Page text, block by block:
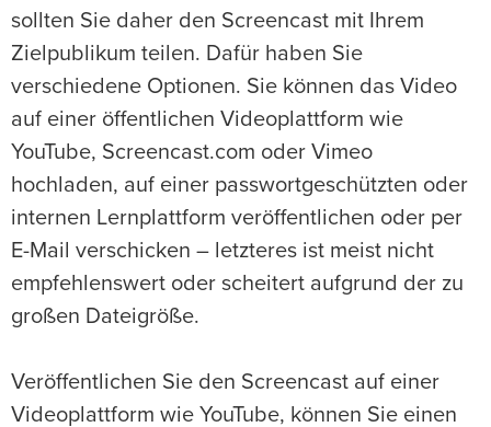
sollten Sie daher den Screencast mit Ihrem
Zielpublikum teilen. Dafür haben Sie
verschiedene Optionen. Sie können das Video
auf einer öffentlichen Videoplattform wie
YouTube, Screencast.com oder Vimeo
hochladen, auf einer passwortgeschützten oder
internen Lernplattform veröffentlichen oder per
E-Mail verschicken – letzteres ist meist nicht
empfehlenswert oder scheitert aufgrund der zu
großen Dateigröße.
Veröffentlichen Sie den Screencast auf einer
Videoplattform wie YouTube, können Sie einen